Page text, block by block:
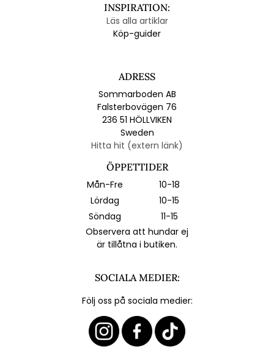
INSPIRATION:
Läs alla artiklar
Köp-guider
ADRESS
Sommarboden AB
Falsterbovägen 76
236 51 HÖLLVIKEN
Sweden
Hitta hit (extern länk)
ÖPPETTIDER
Mån-Fre
10-18
Lördag
10-15
Söndag
11-15
Observera att hundar ej
är tillåtna i butiken.
SOCIALA MEDIER:
Följ oss på sociala medier: